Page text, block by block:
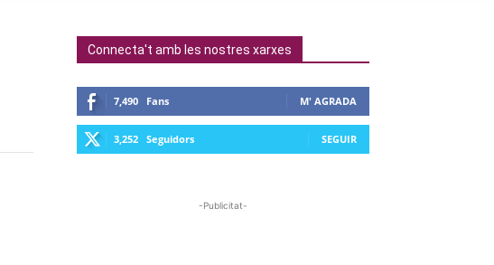
Connecta't amb les nostres xarxes
7,490 Fans M' AGRADA
3,252 Seguidors SEGUIR
-Publicitat-